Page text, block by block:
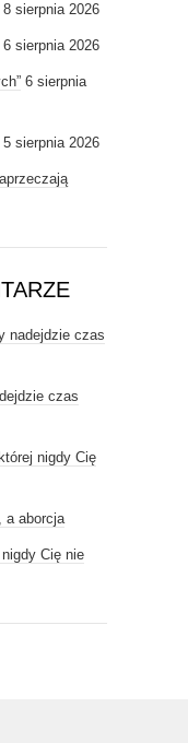
8 sierpnia 2026
6 sierpnia 2026
6 sierpnia
5 sierpnia 2026
nadejdzie czas
czas
nigdy Cię
a aborcja
Cię nie